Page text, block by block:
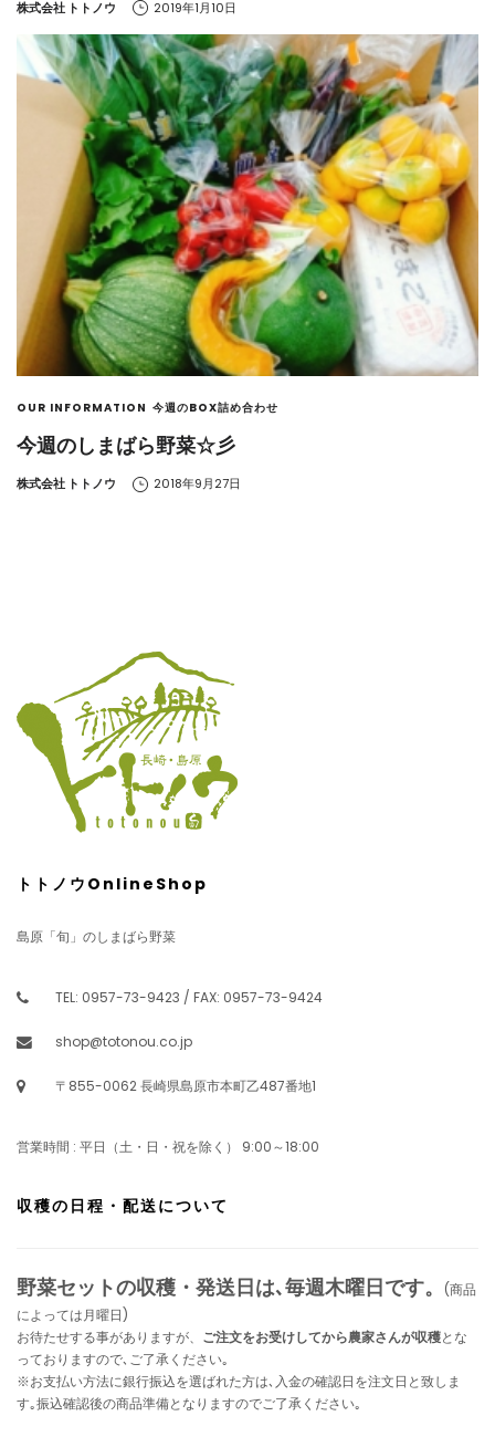
by
株式会社 トトノウ 2019年1月10日
OUR INFORMATION 今週のBOX詰め合わせ
今週のしまばら野菜☆彡
by
株式会社 トトノウ 2018年9月27日
トトノウOnlineShop
島原「旬」のしまばら野菜
TEL: 0957-73-9423 / FAX: 0957-73-9424
shop@totonou.co.jp
〒855-0062 長崎県島原市本町乙487番地1
営業時間 : 平日（土・日・祝を除く） 9:00～18:00
収穫の日程・配送について
野菜セットの収穫・発送日は､毎週木曜日です。
(商品
によっては月曜日)
お待たせする事がありますが、 ご注文をお受けしてから農家さんが収穫とな
っておりますので､ご了承ください｡
※お支払い方法に銀行振込を選ばれた方は､入金の確認日を注文日と致しま
す｡振込確認後の商品準備となりますのでご了承ください｡